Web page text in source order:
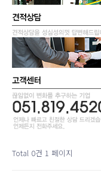
Total 0건 1 페이지